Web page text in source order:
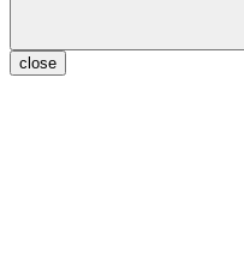
close